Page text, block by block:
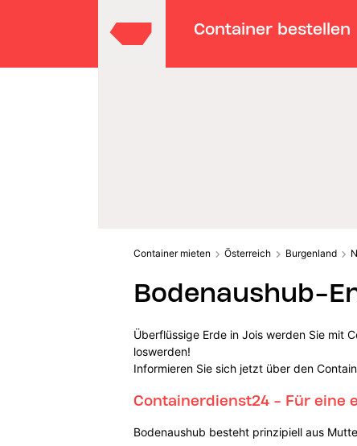
Container bestellen
Container mieten Österreich Burgenland
Bodenaushub-
Überflüssige Erde in Jois werden Sie mit
loswerden!
Informieren Sie sich jetzt über den
Containerdienst24 - Für eine
Bodenaushub besteht prinzipiell aus